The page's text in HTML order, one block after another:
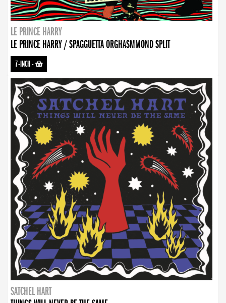
LE PRINCE HARRY
LE PRINCE HARRY / SPAGGUETTA ORGHASMMOND SPLIT
7-INCH-
SATCHEL HART